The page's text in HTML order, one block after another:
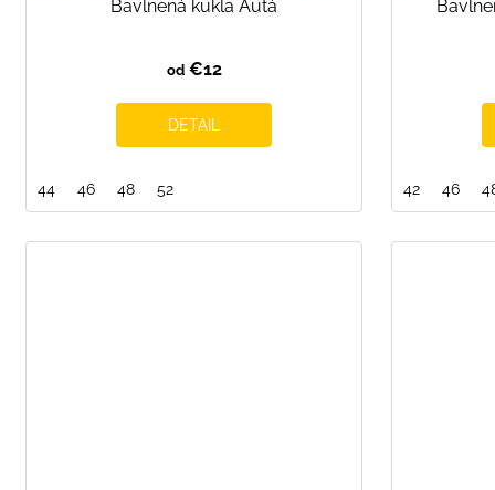
Bavlnená kukla Autá
od€12
DETAIL
44 46 48 52 42 46